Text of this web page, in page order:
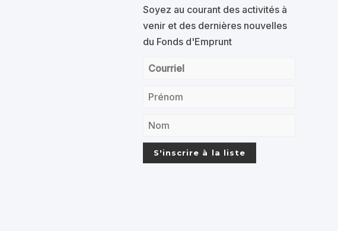
Soyez au courant des activités à
venir et des dernières nouvelles
du Fonds d'Emprunt